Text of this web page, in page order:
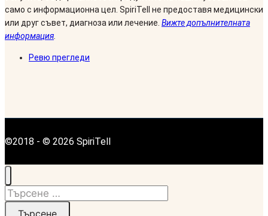
само с информационна цел. SpiriTell не предоставя медицински
или друг съвет, диагноза или лечение. Вижте допълнителната
информация.
Ревю прегледи
©2018 - © 2026 SpiriTell
Търсене